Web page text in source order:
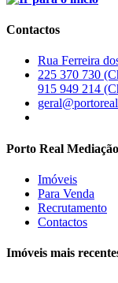
Contactos
Rua Ferreira
225 370 730
915 949 214
Porto Real
Imóveis
Para Venda
Recrutamento
Contactos
Imóveis mais